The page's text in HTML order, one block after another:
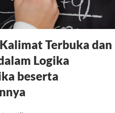
Terbuka dan
Logika
beserta